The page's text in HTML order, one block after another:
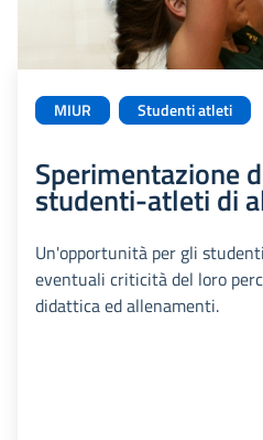
MIUR Studenti atleti
Sperimentazione
studenti-atleti di
Un'opportunità per gli
eventuali criticità del loro
didattica ed allenamenti.